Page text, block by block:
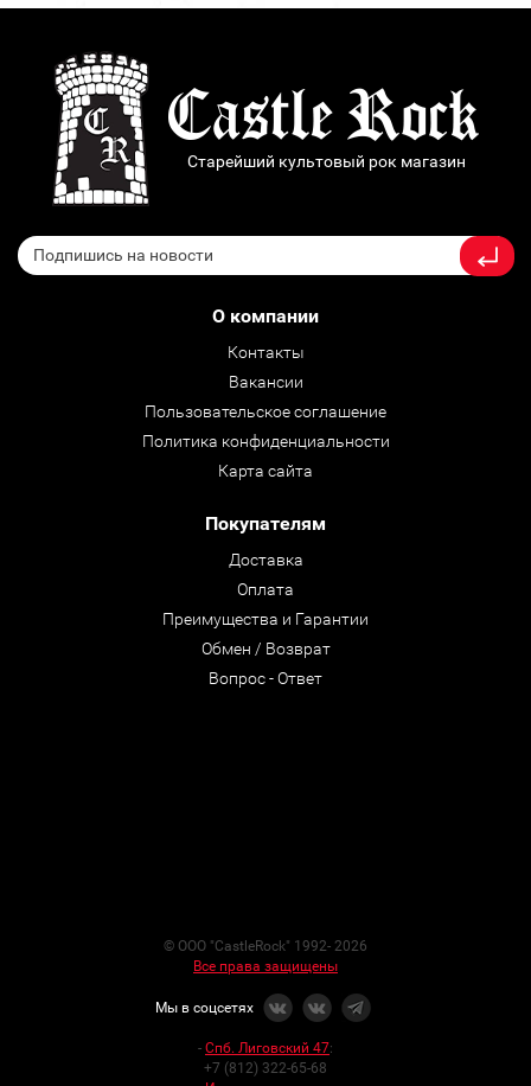
Старейший культовый рок магазин
О компании
Контакты
Вакансии
Пользовательское соглашение
Политика конфиденциальности
Карта сайта
Покупателям
Доставка
Оплата
Преимущества и Гарантии
Обмен / Возврат
Вопрос - Ответ
© ООО "CastleRock" 1992- 2026
Все права защищены
Мы в соцсетях
- Спб. Лиговский 47:
+7 (812) 322-65-68